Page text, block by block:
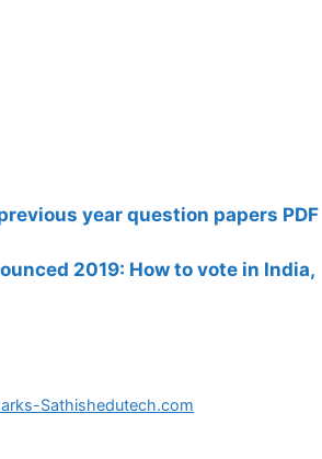
year question papers PDF
2019: How to vote in India,
Sathishedutech.com